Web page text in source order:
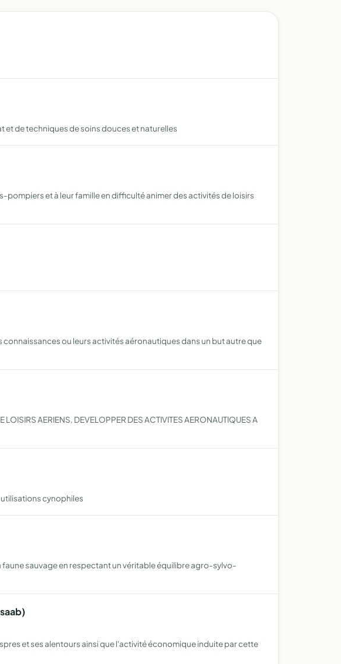
de techniques de soins douces et naturelles
et à leur famille en difficulté animer des activités de loisirs
ou leurs activités aéronautiques dans un but autre que
LOISIRS AERIENS, DEVELOPPER DES ACTIVITES AERONAUTIQUES A
cynophiles
sauvage en respectant un véritable équilibre agro-sylvo-
et ses alentours ainsi que l'activité économique induite par cette